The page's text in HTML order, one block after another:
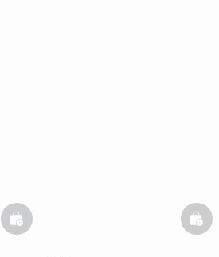
basketfull